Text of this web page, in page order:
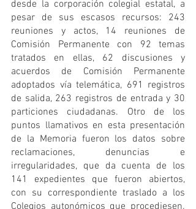
desde la corporación colegial estatal, a
pesar de sus escasos recursos: 243
reuniones y actos, 14 reuniones de
Comisión Permanente con 92 temas
tratados en ellas, 62 discusiones y
acuerdos de Comisión Permanente
adoptados vía telemática, 691 registros
de salida, 263 registros de entrada y 30
particiones ciudadanas. Otro de los
puntos llamativos en esta presentación
de la Memoria fueron los datos sobre
reclamaciones, denuncias e
irregularidades, que da cuenta de los
141 expedientes que fueron abiertos,
con su correspondiente traslado a los
Colegios autonómicos que procediesen.